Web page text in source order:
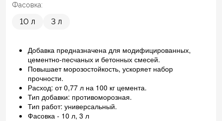
Фасовка:
10 л 3 л
Добавка предназначена для модифицированных,
цементно-песчаных и бетонных смесей.
Повышает морозостойкость, ускоряет набор
прочности.
Расход: от 0,77 л на 100 кг цемента.
Тип добавки: противоморозная.
Тип работ: универсальный.
Фасовка - 10 л, 3 л